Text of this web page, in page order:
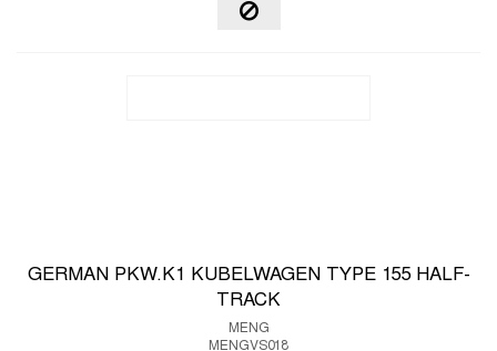
GERMAN PKW.K1 KUBELWAGEN TYPE 155 HALF-
TRACK
MENG
MENGVS018